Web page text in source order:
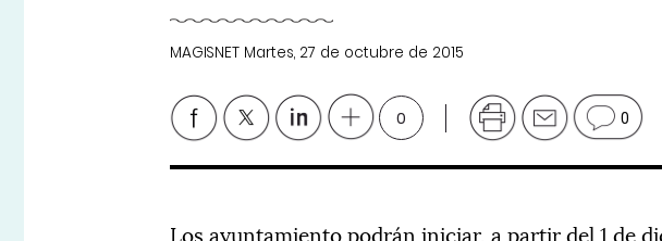
MAGISNET Martes, 27 de octubre de 2015
0 0
Los ayuntamiento podrán iniciar, a partir del 1 de